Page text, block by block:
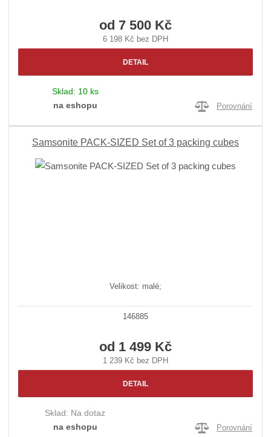
od 7 500 Kč
6 198 Kč bez DPH
DETAIL
Sklad: 10 ks
na eshopu
Porovnání
Samsonite PACK-SIZED Set of 3 packing cubes
Velikost: malé;
146885
od 1 499 Kč
1 239 Kč bez DPH
DETAIL
Sklad: Na dotaz
na eshopu
Porovnání